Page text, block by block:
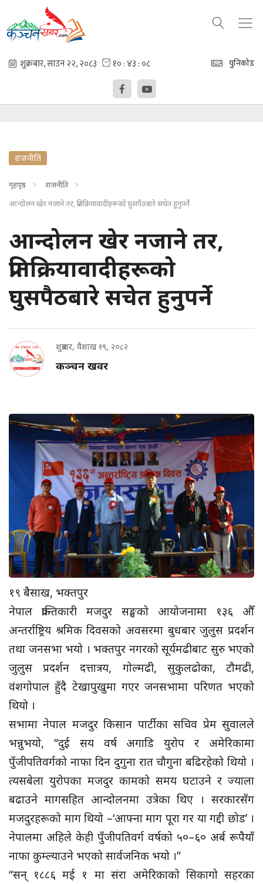
युनिकोड
राजनीति
गृहपृष्ठ
राजनीति
आन्दोलन खेर नजाने तर, प्रतिक्रियावादीहरूको घुसपैठबारे सचेत हुनुपर्ने
आन्दोलन खेर नजाने तर,
प्रतिक्रियावादीहरूको
घुसपैठबारे सचेत हुनुपर्ने
शुक्रबार, वैशाख १९, २०८२
कञ्चन खवर
१९ बैसाख, भक्तपुर
नेपाल क्रान्तिकारी मजदुर सङ्घको आयोजनामा १३६ औँ
अन्तर्राष्ट्रिय श्रमिक दिवसको अवसरमा बुधबार जुलुस प्रदर्शन
तथा जनसभा भयो । भक्तपुर नगरको सूर्यमढीबाट सुरु भएको
जुलुस प्रदर्शन दत्तात्रय, गोल्मढी, सुकुलढोका, टौमढी,
वंशगोपाल हुँदै टेखापुखुमा गएर जनसभामा परिणत भएको
थियो ।
सभामा नेपाल मजदुर किसान पार्टीका सचिव प्रेम सुवालले
भन्नुभयो, “दुई सय वर्ष अगाडि युरोप र अमेरिकामा
पुँजीपतिवर्गको नाफा दिन दुगुना रात चौगुना बढिरहेको थियो ।
त्यसबेला युरोपका मजदुर कामको समय घटाउने र ज्याला
बढाउने मागसहित आन्दोलनमा उत्रेका थिए । सरकारसँग
मजदुरहरूको माग थियो –‘आफ्ना माग पूरा गर या गद्दी छोड’ ।
नेपालमा अहिले केही पुँजीपतिवर्ग वर्षको ५०–६० अर्ब रूपैयाँ
नाफा कुम्ल्याउने भएको सार्वजनिक भयो ।”
“सन् १८८६ मई १ मा संरा अमेरिकाको सिकागो सहरका